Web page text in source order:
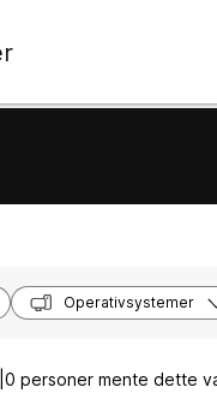
Operativsystemer
0 personer mente dette